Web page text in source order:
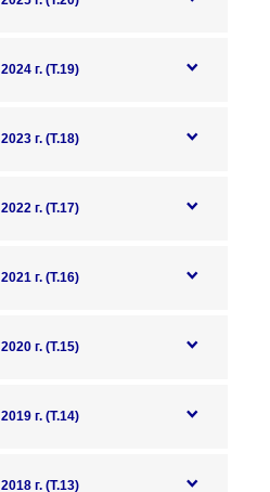
2024 г. (Т.19)
2023 г. (Т.18)
2022 г. (Т.17)
2021 г. (Т.16)
2020 г. (Т.15)
2019 г. (Т.14)
2018 г. (Т.13)